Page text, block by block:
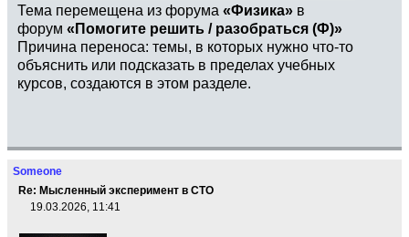
Тема перемещена из форума «Физика» в
форум «Помогите решить / разобраться (Ф)»
Причина переноса: темы, в которых нужно что-то
объяснить или подсказать в пределах учебных
курсов, создаются в этом разделе.
Someone
Re: Мысленный эксперимент в СТО
19.03.2026, 11:41